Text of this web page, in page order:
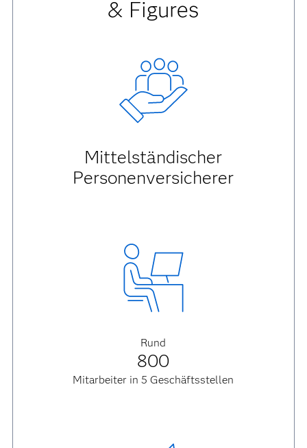
& Figures
Mittelständischer
Personenversicherer
Rund
800
Mitarbeiter in 5 Geschäftsstellen